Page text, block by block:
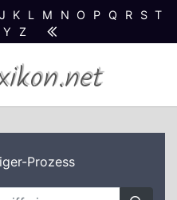
J K L M N O P Q R S T
Y Z
Prozess